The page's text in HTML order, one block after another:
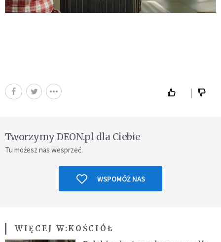
Tworzymy DEON.pl dla Ciebie
Tu możesz nas wesprzeć.
WSPOMÓŻ NAS
WIĘCEJ W:KOŚCIÓŁ